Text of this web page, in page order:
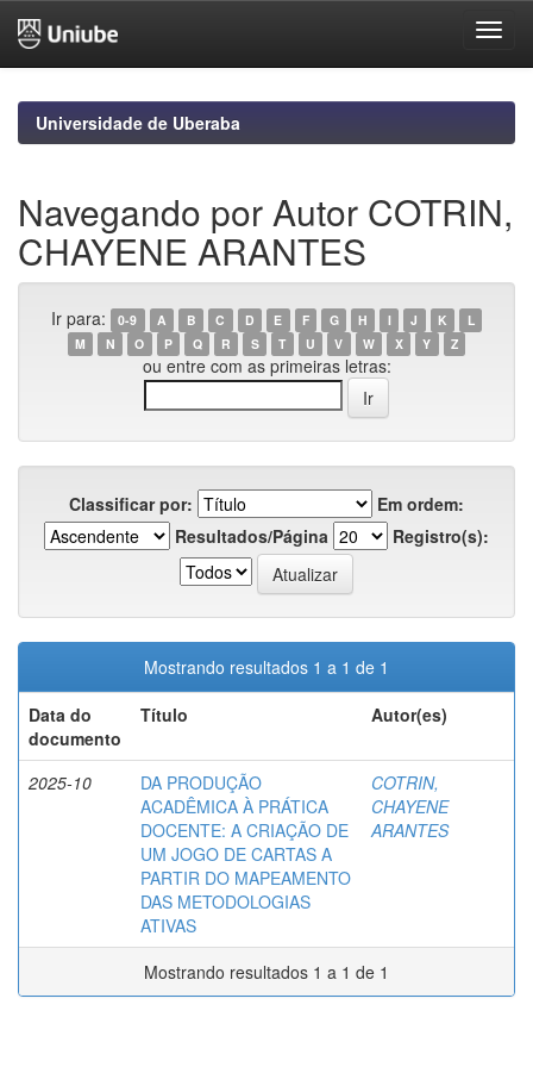
navigationUniversidade de Uberaba
Navegando por Autor COTRIN,
CHAYENE ARANTES
Ir para: 0-9 A B C D E F G H I J K
L
M
N O P Q R S T U V W X Y Z
ou entre com as primeiras letras:
Classificar por:
Em ordem:
Resultados/Página
Registro(s):
Mostrando resultados 1 a 1 de 1
Data do
documento
Título Autor(es)
2025-10
DA PRODUÇÃO
ACADÊMICA À PRÁTICA
DOCENTE: A CRIAÇÃO DE
UM JOGO DE CARTAS A
PARTIR DO MAPEAMENTO
DAS METODOLOGIAS
ATIVAS
COTRIN,
CHAYENE
ARANTES
Mostrando resultados 1 a 1 de 1